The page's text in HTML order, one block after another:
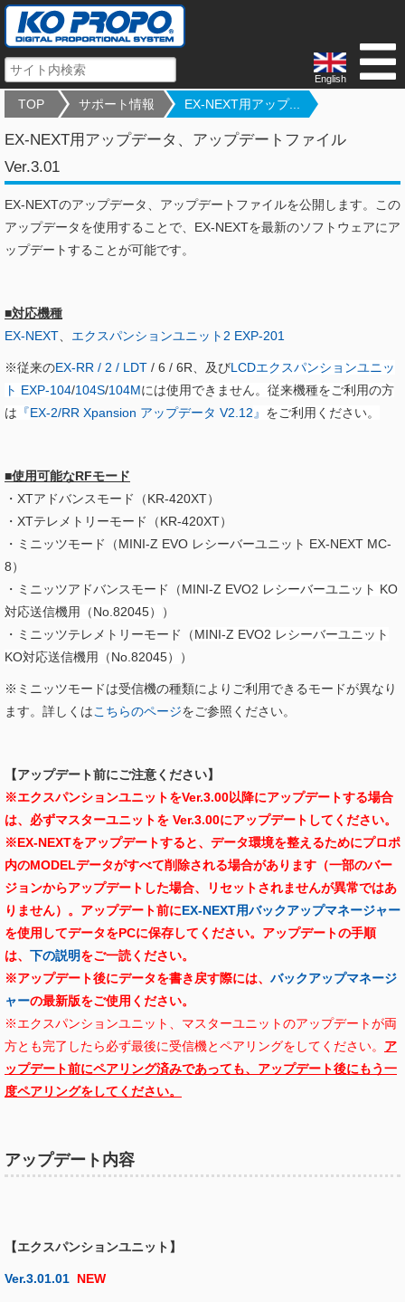
English
TOP サポート情報 EX-NEXT用アップ...
EX-NEXT用アップデータ、アップデートファイル
Ver.3.01
EX-NEXTのアップデータ、アップデートファイルを公開します。この
アップデータを使用することで、EX-NEXTを最新のソフトウェアにア
ップデートすることが可能です。
■対応機種
EX-NEXT
エクスパンションユニット2 EXP-201
※従来のEX-RR / 2 / LDT / 6 / 6R、及びLCDエクスパンションユニッ
ト EXP-104/104S/104Mには使用できません。従来機種をご利用の方
は 『EX-2/RR Xpansion アップデータ V2.12​ 』 をご利用ください。
■使用可能なRFモード
・XTアドバンスモード（KR-420XT）
・XTテレメトリーモード（KR-420XT）
・ミニッツモード（MINI-Z EVO レシーバーユニット EX-NEXT MC-
8）
・ミニッツアドバンスモード（MINI-Z EVO2 レシーバーユニット KO
対応送信機用（No.82045）
）
・ミニッツテレメトリーモード（MINI-Z EVO2 レシーバーユニット
KO対応送信機用（No.82045）
）
※ミニッツモードは受信機の種類によりご利用できるモードが異なり
ます。詳しくはこちらのページをご参照ください。
【アップデート前にご注意ください】
※エクスパンションユニットをVer.3.00以降にアップデートする場合
は、必ずマスターユニットを Ver.3.00にアップデートしてください。
※EX-NEXTをアップデートすると、データ環境を整えるためにプロポ
内のMODELデータがすべて削除される場合があります（一部のバー
ジョンからアップデートした場合、リセットされませんが異常ではあ
りません）。アップデート前にEX-NEXT用バックアップマネージャー
を使用してデータをPCに保存してください。 アップデートの手順
は、 下の説明をご一読ください。
※アップデート後にデータを書き戻す際には、 バックアップマネージ
ャーの最新版をご使用ください。
※エクスパンションユニット、マスターユニットのアップデートが両
方とも完了したら必ず最後に受信機とペアリングをしてください。 ア
ップデート前にペアリング済みであっても、アップデート後にもう一
度ペアリングをしてください。
アップデート内容
【エクスパンションユニット】
Ver.3.01.01 NEW